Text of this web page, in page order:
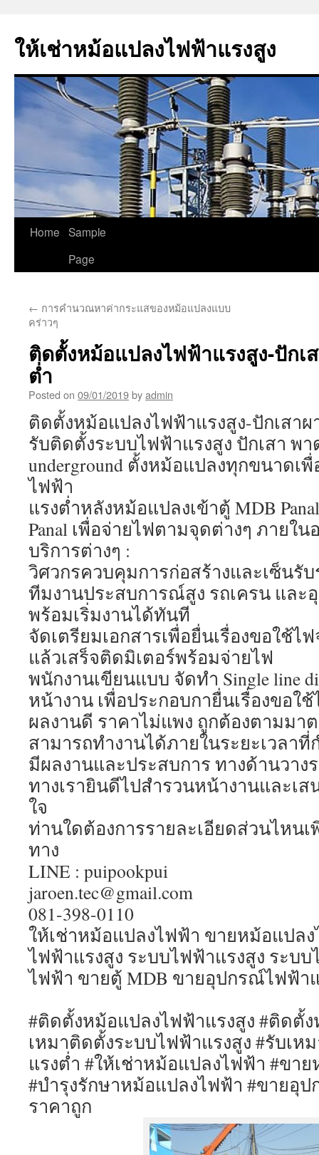
ให้เช่าหม้อแปลงไฟฟ้าแรงสูง
Skip
Home Sample
Page
← การคำนวณหาค่ากระแสของหม้อแปลงแบบ
คร่าวๆ
ติดตั้งหม้อแปลงไฟฟ้าแรงสูง-ปักเ
ต่ำ
Posted on 09/01/2019byadmin
ติดตั้งหม้อแปลงไฟฟ้าแรงสูง-ปักเสา
รับติดตั้งระบบไฟฟ้าแรงสูง ปักเสา พ
underground ตั้งหม้อแปลงทุกขนาดเ
ไฟฟ้า
แรงต่ำหลังหม้อแปลงเข้าตู้ MDB
Panal เพื่อจ่ายไฟตามจุดต่างๆ ภายใน
บริการต่างๆ :
วิศวกรควบคุมการก่อสร้างและเซ็นรั
ทีมงานประสบการณ์สูง รถเครน และ
พร้อมเริ่มงานได้ทันที
จัดเตรียมเอกสารเพื่อยื่นเรื่องขอใช้ไ
แล้วเสร็จติดมิเตอร์พร้อมจ่ายไฟ
พนักงานเขียนแบบ จัดทำ Single line
หน้างาน เพื่อประกอบกายื่นเรื่องขอใ
ผลงานดี ราคาไม่แพง ถูกต้องตามมา
สามารถทำงานได้ภายในระยะเวลา
มีผลงานและประสบการ ทางด้านวาง
ทางเรายินดีไปสำรวนหน้างานและเ
ใจ
ท่านใดต้องการรายละเอียดส่วนไหน
ทาง
LINE : puipookpui
jaroen.tec@gmail.com
081-398-0110
ให้เช่าหม้อแปลงไฟฟ้า ขายหม้อแปล
ไฟฟ้าแรงสูง ระบบไฟฟ้าแรงสูง ระบ
ไฟฟ้า ขายตู้ MDB ขายอุปกรณ์ไฟฟ้า
#ติดตั้งหม้อแปลงไฟฟ้าแรงสูง #ติดตั้
เหมาติดตั้งระบบไฟฟ้าแรงสูง #รับเห
แรงต่ำ #ให้เช่าหม้อแปลงไฟฟ้า #ขาย
#บำรุงรักษาหม้อแปลงไฟฟ้า #ขายอุป
ราคาถูก